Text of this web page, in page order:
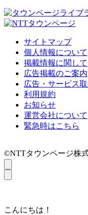
サイトマップ
個人情報について
掲載情報に関して
広告掲載のご案内
広告・サービス
利用規約
お知らせ
運営会社について
緊急時はこちら
©NTTタウンページ株式
こんにちは！